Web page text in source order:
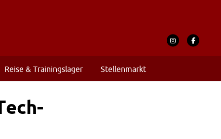
Reise & Trainingslager Stellenmarkt